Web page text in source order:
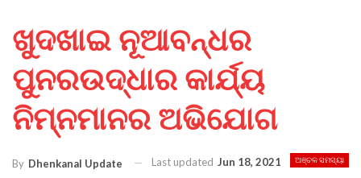
ଖୁଦଖାଇ ନୂଆବନ୍ଧର
ପୁନରଉଦ୍ଧାର କାର୍ଯ୍ୟ
ନିମ୍ନମାନର ଅଭିଯୋଗ
ଅଞ୍ଚଳ ସମସ୍ୟା
By Dhenkanal Update Last updated Jun 18, 2021